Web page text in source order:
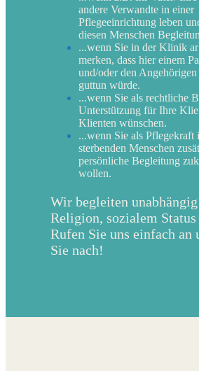
andere Verwandte in einer
Pflegeeinrichtung leben
diesen Menschen
...wenn Sie in der Klinik
merken, dass hier einem
und/oder den
guttun würde.
...wenn Sie als rechtliche
Unterstützung für Ihre
Klienten wünschen.
...wenn Sie als Pflegekraft
sterbenden Menschen
persönliche Begleitung
wollen.
Wir begleiten
Religion, sozialem
Rufen Sie uns einfach an
Sie nach!